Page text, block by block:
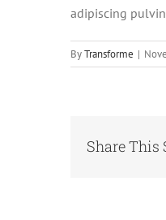
adipiscing
ByTransforme |
Share This